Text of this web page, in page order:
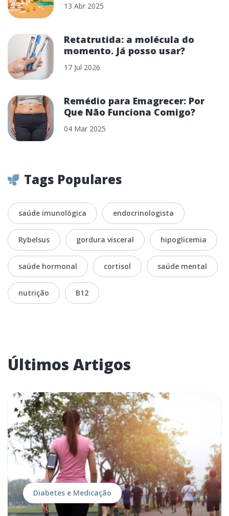
13 Abr 2025
Retatrutida: a molécula do
momento. Já posso usar?
17 Jul 2026
Remédio para Emagrecer: Por
Que Não Funciona Comigo?
04 Mar 2025
Tags Populares
saúde imunológica endocrinologista
Rybelsus gordura visceral hipoglicemia
saúde hormonal cortisol saúde mental
nutrição B12
Últimos Artigos
Diabetes e Medicação